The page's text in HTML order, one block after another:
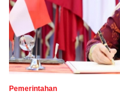
Pemerintahan